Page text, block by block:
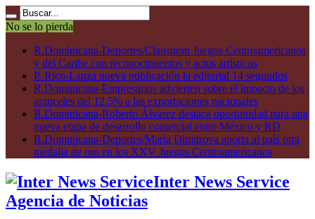
No se lo pierda
R.Dominicana-Deportes/Clausuran Juegos Centroamericanos
y del Caribe con reconocimientos y actos artísticos
P. Rico-Lanza nueva publicación la editorial 14 segundos
R.Dominicana-Empresarios advierten sobre el impacto de los
aranceles del 12.5% a las exportaciones nacionales
R.Dominicana-Roberto Álvarez destaca oportunidad para una
nueva etapa de desarrollo comercial entre México y RD
R.Dominicana-Deportes/María Dimitrova aporta al país otra
medalla de oro en los XXV Juegos Centroamericanos
Inter News Service
Agencia de Noticias